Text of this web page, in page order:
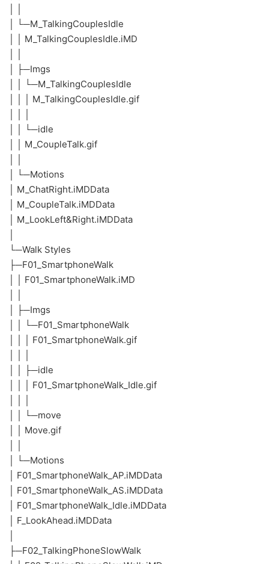
│ └─M_TalkingCouplesIdle
│ │ M_TalkingCouplesIdle.iMD
│ ├─Imgs
│ │ └─M_TalkingCouplesIdle
│ │ │ M_TalkingCouplesIdle.gif
│ │ └─idle
│ │ M_CoupleTalk.gif
│ └─Motions
│ M_ChatRight.iMDData
│ M_CoupleTalk.iMDData
│ M_LookLeft&Right.iMDData
└─Walk Styles
├─F01_SmartphoneWalk
│ │ F01_SmartphoneWalk.iMD
│ ├─Imgs
│ │ └─F01_SmartphoneWalk
│ │ │ F01_SmartphoneWalk.gif
│ │ ├─idle
│ │ │ F01_SmartphoneWalk_Idle.gif
│ │ └─move
│ │ Move.gif
│ └─Motions
│ F01_SmartphoneWalk_AP.iMDData
│ F01_SmartphoneWalk_AS.iMDData
│ F01_SmartphoneWalk_Idle.iMDData
│ F_LookAhead.iMDData
├─F02_TalkingPhoneSlowWalk